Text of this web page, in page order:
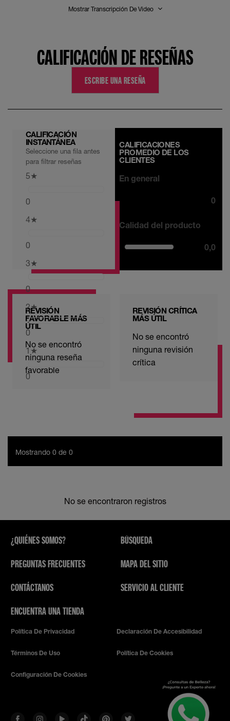
Mostrar Transcripción De Video
CALIFICACIÓN DE RESEÑAS
ESCRIBE UNA RESEÑA
CALIFICACIÓN
INSTANTÁNEA
Seleccione una fila antes
para filtrar reseñas
5★
0
4★
0
3★
0
2★
0
1★
0
CALIFICACIONES
PROMEDIO DE LOS
CLIENTES
En general
0
Calidad del producto
0,0
REVISIÓN
FAVORABLE MÁS
ÚTIL
No se encontró
ninguna reseña
favorable
REVISIÓN CRÍTICA
MÁS ÚTIL
No se encontró
ninguna revisión
crítica
Mostrando 0 de 0
No se encontraron registros
¿QUIÉNES SOMOS?
PREGUNTAS FRECUENTES
CONTÁCTANOS
ENCUENTRA UNA TIENDA
BÚSQUEDA
MAPA DEL SITIO
SERVICIO AL CLIENTE
Política De Privacidad Declaración De Accesibilidad
Términos De Uso Política De Cookies
Configuración De Cookies